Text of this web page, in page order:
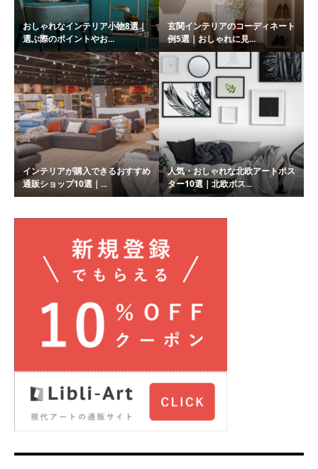
おしゃれなインテリア小物8選｜
選ぶ際のポイントやお...
玄関インテリアのコーディネート
例5選｜おしゃれに見...
インテリアが購入できるおすすめ
通販ショップ10選｜...
人気・おしゃれな北欧アートポス
ター10選｜北欧ポス...